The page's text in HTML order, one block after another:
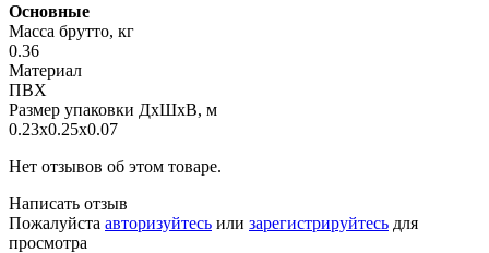
Основные
Масса брутто, кг
0.36
Материал
ПВХ
Размер упаковки ДхШхВ, м
0.23x0.25x0.07
Нет отзывов об этом товаре.
Написать отзыв
Пожалуйста авторизуйтесь или зарегистрируйтесь для
просмотра